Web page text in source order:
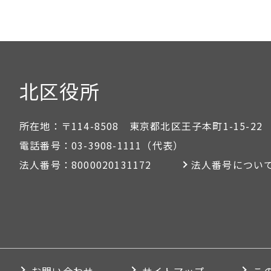
北区役所
所在地： 〒114-8508 東京都北区王子本町1-15-22
電話番号： 03-3908-1111 （代表）
法人番号： 8000020131172 法人番号につい